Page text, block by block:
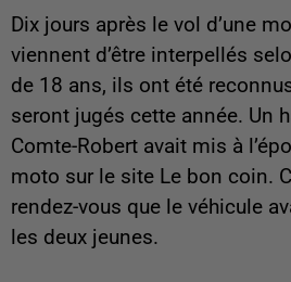
Dix jours après le vol d’une
viennent d’être interpellés
de 18 ans, ils ont été
seront jugés cette année. Un
Comte-Robert avait mis à
moto sur le site Le bon coin.
rendez-vous que le véhicule
les deux jeunes.